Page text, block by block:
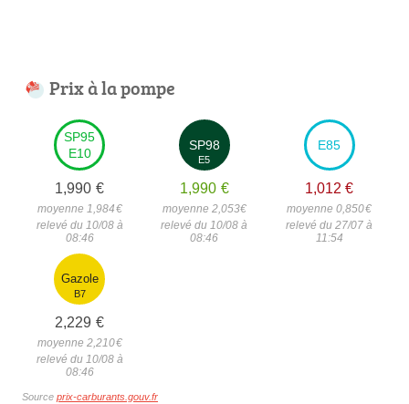
Prix à la pompe
SP95
E10
1,990 €
moyenne 1,984€
relevé du 10/08 à
08:46
SP98
E5
1,990 €
moyenne 2,053€
relevé du 10/08 à
08:46
E85
1,012 €
moyenne 0,850€
relevé du 27/07 à
11:54
Gazole
B7
2,229 €
moyenne 2,210€
relevé du 10/08 à
08:46
Source prix-carburants.gouv.fr